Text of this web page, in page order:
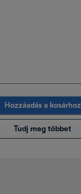
Hozzáadás a kosárhoz
Tudj meg többet